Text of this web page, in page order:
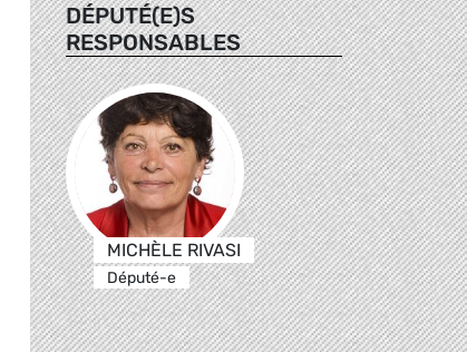
DÉPUTÉ(E)S
RESPONSABLES
MICHÈLE RIVASI
Député-e